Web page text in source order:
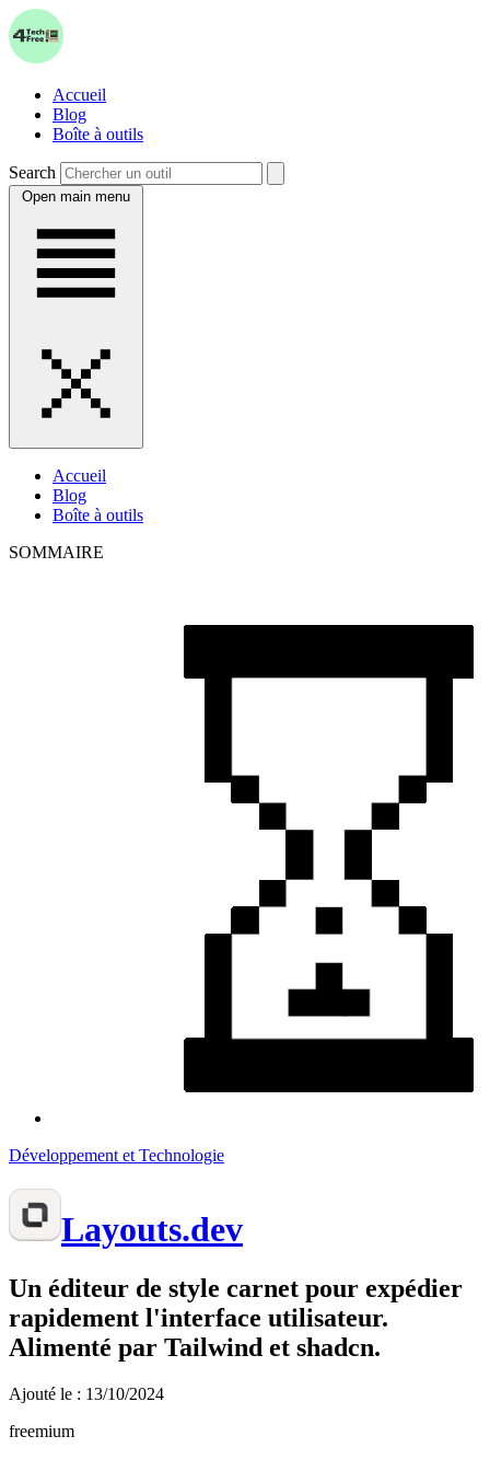
Accueil
Blog
Boîte à outils
Search
Open main menu
Accueil
Blog
Boîte à outils
SOMMAIRE
Développement et Technologie
Layouts.dev
Un éditeur de style carnet pour expédier
rapidement l'interface utilisateur.
Alimenté par Tailwind et shadcn.
Ajouté le : 13/10/2024
freemium